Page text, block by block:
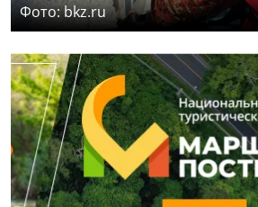
Фото: bkz.ru